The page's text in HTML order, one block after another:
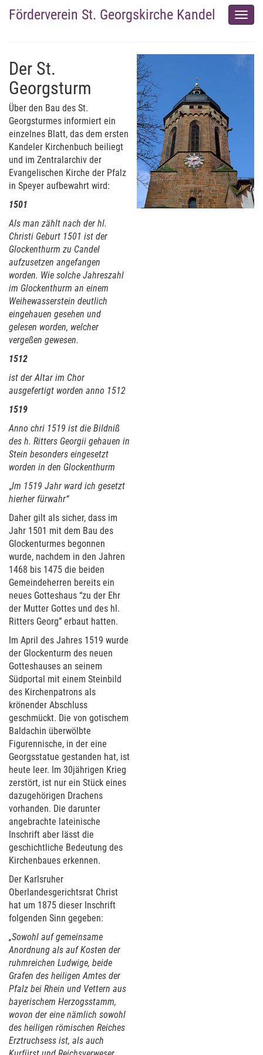
Förderverein St. Georgskirche Kandel
Der St.
Georgsturm
Über den Bau des St.
Georgsturmes informiert ein
einzelnes Blatt, das dem ersten
Kandeler Kirchenbuch beiliegt
und im Zentralarchiv der
Evangelischen Kirche der Pfalz
in Speyer aufbewahrt wird:
1501
Als man zählt nach der hl.
Christi Geburt 1501 ist der
Glockenthurm zu Candel
aufzusetzen angefangen
worden. Wie solche Jahreszahl
im Glockenthurm an einem
Weihewasserstein deutlich
eingehauen gesehen und
gelesen worden, welcher
vergeßen gewesen.
1512
ist der Altar im Chor
ausgefertigt worden anno 1512
1519
Anno chri 1519 ist die Bildniß
des h. Ritters Georgii gehauen in
Stein besonders eingesetzt
worden in den Glockenthurm
„Im 1519 Jahr ward ich gesetzt
hierher fürwahr“
Daher gilt als sicher, dass im
Jahr 1501 mit dem Bau des
Glockenturmes begonnen
wurde, nachdem in den Jahren
1468 bis 1475 die beiden
Gemeindeherren bereits ein
neues Gotteshaus “zu der Ehr
der Mutter Gottes und des hl.
Ritters Georg” erbaut hatten.
Im April des Jahres 1519 wurde
der Glockenturm des neuen
Gotteshauses an seinem
Südportal mit einem Steinbild
des Kirchenpatrons als
krönender Abschluss
geschmückt. Die von gotischem
Baldachin überwölbte
Figurennische, in der eine
Georgsstatue gestanden hat, ist
heute leer. Im 30jährigen Krieg
zerstört, ist nur ein Stück eines
dazugehörigen Drachens
vorhanden. Die darunter
angebrachte lateinische
Inschrift aber lässt die
geschichtliche Bedeutung des
Kirchenbaues erkennen.
Der Karlsruher
Oberlandesgerichtsrat Christ
hat um 1875 dieser Inschrift
folgenden Sinn gegeben:
„Sowohl auf gemeinsame
Anordnung als auf Kosten der
ruhmreichen Ludwige, beide
Grafen des heiligen Amtes der
Pfalz bei Rhein und Vettern aus
bayerischem Herzogsstamm,
wovon der eine nämlich sowohl
des heiligen römischen Reiches
Erztruchsess ist, als auch